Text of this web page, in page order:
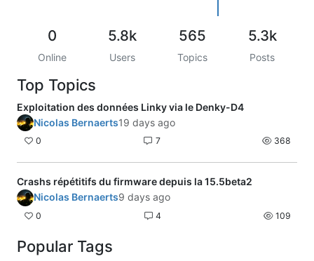
0
Online
5.8k
Users
565
Topics
5.3k
Posts
Top Topics
Exploitation des données Linky via le Denky-D4
Nicolas Bernaerts19 days ago
0 7 368
Crashs répétitifs du firmware depuis la 15.5beta2
Nicolas Bernaerts9 days ago
0 4 109
Popular Tags